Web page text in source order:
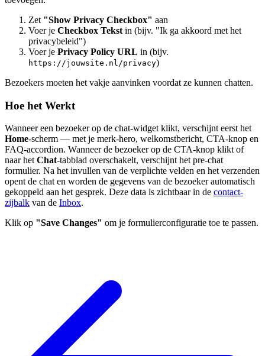
Zet "Show Privacy Checkbox" aan
Voer je Checkbox Tekst in (bijv. "Ik ga akkoord met het
privacybeleid")
Voer je Privacy Policy URL in (bijv.
https://jouwsite.nl/privacy)
Bezoekers moeten het vakje aanvinken voordat ze kunnen chatten.
Hoe het Werkt
Wanneer een bezoeker op de chat-widget klikt, verschijnt eerst het
Home-scherm — met je merk-hero, welkomstbericht, CTA-knop en
FAQ-accordion. Wanneer de bezoeker op de CTA-knop klikt of
naar het Chat-tabblad overschakelt, verschijnt het pre-chat
formulier. Na het invullen van de verplichte velden en het verzenden
opent de chat en worden de gegevens van de bezoeker automatisch
gekoppeld aan het gesprek. Deze data is zichtbaar in de contact-
zijbalk van de Inbox.
Klik op "Save Changes" om je formulierconfiguratie toe te passen.